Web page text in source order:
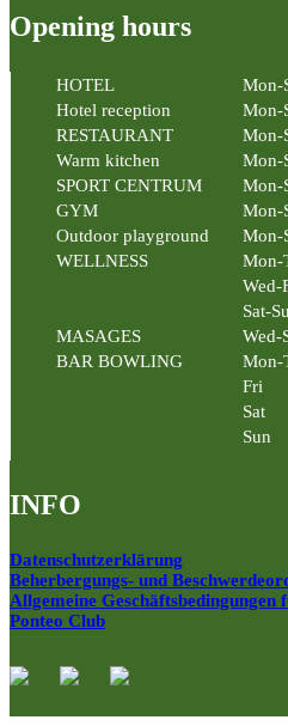
Opening hours
HOTEL Mon-
Hotel reception
Mon-
RESTAURANT
Mon-
Warm kitchen
Mon-
SPORT CENTRUM
Mon-
GYM
Mon-
Outdoor playground
Mon-
WELLNESS
Mon-
Wed-
Sat-
MASAGES
Wed-
BAR BOWLING
Mon-
Fri
Sat
Sun
INFO
Datenschutzerklärung
Beherbergungs- und
Allgemeine
Ponteo Club